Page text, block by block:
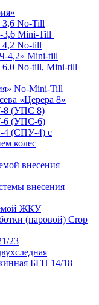
3,6 No-Till
3,6 Mini-Till
4,2 No-till
4,2» Mini-till
6.0 No-till, Mini-till
No-Mini-Till
«Церера 8»
8 (УПС 8)
6 (УПС-6)
4 (СПУ-4) с
колес
внесения
внесения
ЖКУ
(паровой) Crop
23
БГП 14/18